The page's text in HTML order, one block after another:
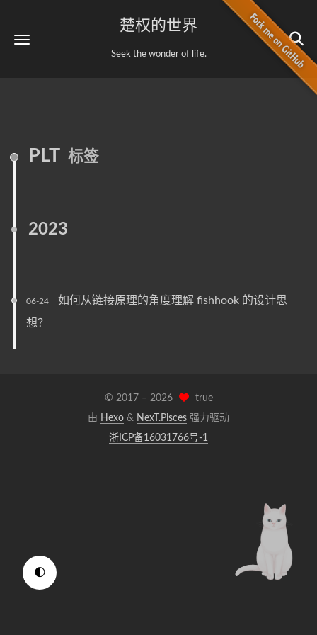
🌓
楚权的世界
Seek the wonder of life.
PLT 标签
2023
06-24
如何从链接原理的角度理解 fishhook 的设计思
想？
© 2017 – 2026
true
由 Hexo & NexT.Pisces 强力驱动
浙ICP备16031766号-1